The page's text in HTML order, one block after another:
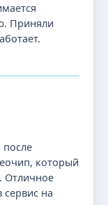
Приняли
который
Отличное
сервис на